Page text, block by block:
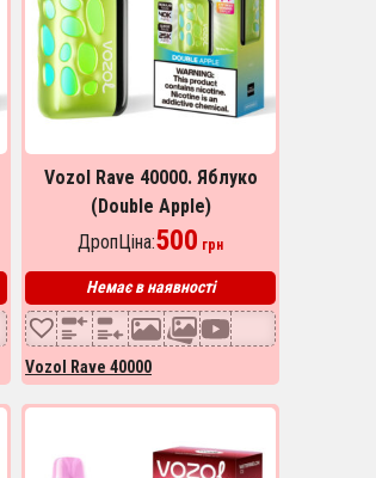
Vozol Rave 40000. Яблуко
(Double Apple)
ДропЦіна:500 грн
Немає в наявності
Vozol Rave 40000